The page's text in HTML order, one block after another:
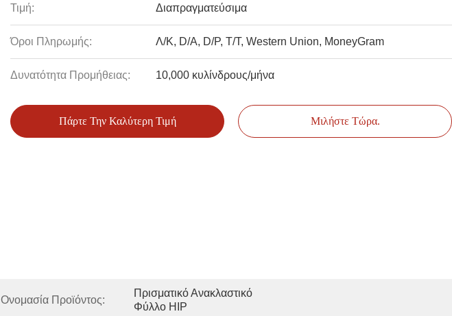
Τιμή: Διαπραγματεύσιμα
Όροι Πληρωμής: Λ/Κ, D/A, D/P, T/T, Western Union, MoneyGram
Δυνατότητα Προμήθειας: 10,000 κυλίνδρους/μήνα
Πάρτε Την Καλύτερη Τιμή Μιλήστε Τώρα.
Ονομασία Προϊόντος:
Πρισματικό Ανακλαστικό
Φύλλο HIP